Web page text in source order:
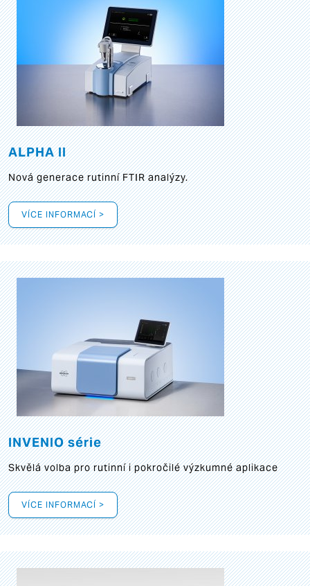
ALPHA II
Nová generace rutinní FTIR analýzy.
VÍCE INFORMACÍ >
INVENIO série
Skvělá volba pro rutinní i pokročilé výzkumné aplikace
VÍCE INFORMACÍ >